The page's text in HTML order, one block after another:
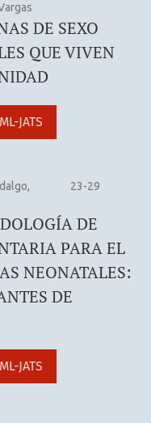
DE SEXO
QUE VIVEN
JATS
23-29
DE
PARA EL
NEONATALES:
DE
JATS